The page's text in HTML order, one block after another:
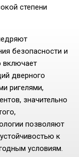
степени
безопасности и
включает
дверного
ригелями,
значительно
позволяют
к
условиям.